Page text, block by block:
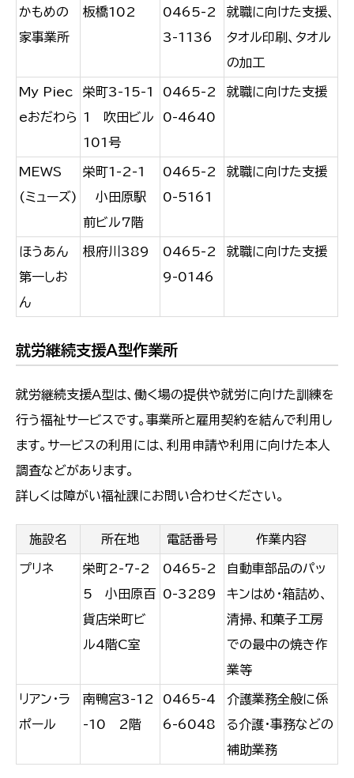
かもめの
家事業所
板橋102
0465-2
3-1136
就職に向けた支援、
タオル印刷、タオル
の加工
My Piec
eおだわら
栄町3-15-1
1 吹田ビル
101号
0465-2
0-4640
就職に向けた支援
MEWS
(ミューズ)
栄町1-2-1
小田原駅
前ビル7階
0465-2
0-5161
就職に向けた支援
ほうあん
第一しお
ん
根府川389
0465-2
9-0146
就職に向けた支援
就労継続支援A型作業所
就労継続支援A型は、働く場の提供や就労に向けた訓練を
行う福祉サービスです。事業所と雇用契約を結んで利用し
ます。サービスの利用には、利用申請や利用に向けた本人
調査などがあります。
詳しくは障がい福祉課にお問い合わせください。
施設名 所在地 電話番号 作業内容
プリネ
栄町2-7-2
5 小田原百
貨店栄町ビ
ル4階C室
0465-2
0-3289
自動車部品のパッ
キンはめ・箱詰め、
清掃、和菓子工房
での最中の焼き作
業等
リアン・ラ
ポール
南鴨宮3-12
-10 2階
0465-4
6-6048
介護業務全般に係
る介護・事務などの
補助業務